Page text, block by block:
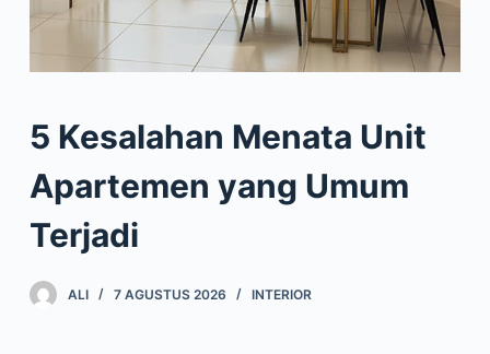
5 Kesalahan Menata Unit
Apartemen yang Umum
Terjadi
ALI 7 AGUSTUS 2026 INTERIOR